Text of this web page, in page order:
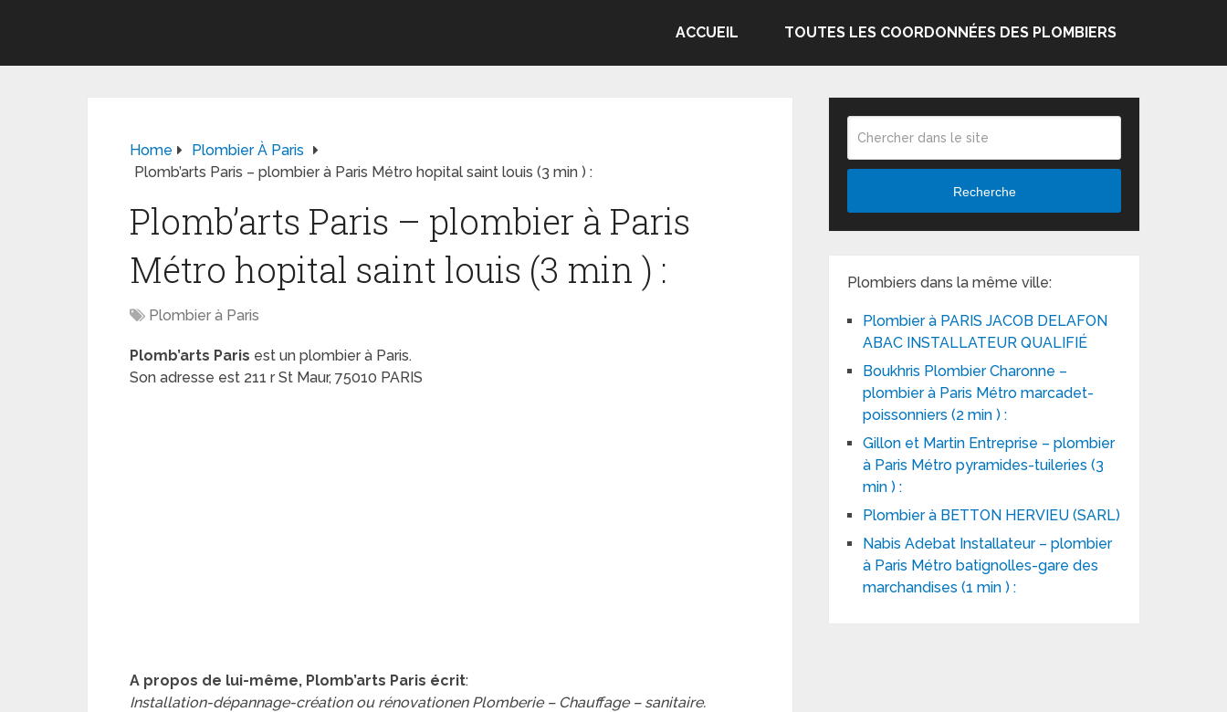
ACCUEIL TOUTES LES COORDONNÉES DES PLOMBIERS
Home
Plombier À Paris
Plomb’arts Paris – plombier à Paris Métro hopital saint louis (3 min ) :
Plomb’arts Paris – plombier à Paris
Métro hopital saint louis (3 min ) :
Plombier à Paris
Plomb’arts Paris est un plombier à Paris.
Son adresse est 211 r St Maur, 75010 PARIS
A propos de lui-même, Plomb’arts Paris écrit:
Installation-dépannage-création ou rénovationen Plomberie – Chauffage – sanitaire.
Recherche
Plombiers dans la même ville:
Plombier à PARIS JACOB DELAFON
ABAC INSTALLATEUR QUALIFIÉ
Boukhris Plombier Charonne –
plombier à Paris Métro marcadet-
poissonniers (2 min ) :
Gillon et Martin Entreprise – plombier
à Paris Métro pyramides-tuileries (3
min ) :
Plombier à BETTON HERVIEU (SARL)
Nabis Adebat Installateur – plombier
à Paris Métro batignolles-gare des
marchandises (1 min ) :